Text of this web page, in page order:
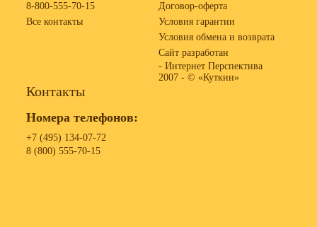
8-800-555-70-15
Все контакты
Договор-оферта
Условия гарантии
Условия обмена и возврата
Сайт разработан
- Интернет Перспектива
2007 - © «Куткин»
Контакты
Номера телефонов:
+7 (495) 134-07-72
8 (800) 555-70-15